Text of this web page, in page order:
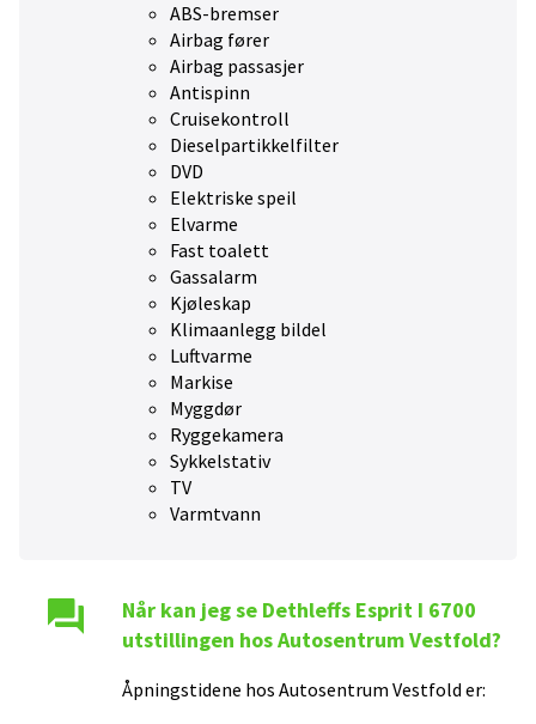
ABS-bremser
Airbag fører
Airbag passasjer
Antispinn
Cruisekontroll
Dieselpartikkelfilter
DVD
Elektriske speil
Elvarme
Fast toalett
Gassalarm
Kjøleskap
Klimaanlegg bildel
Luftvarme
Markise
Myggdør
Ryggekamera
Sykkelstativ
TV
Varmtvann
Når kan jeg se Dethleffs Esprit I 6700
utstillingen hosAutosentrum Vestfold?
Åpningstidene hos Autosentrum Vestfold er: